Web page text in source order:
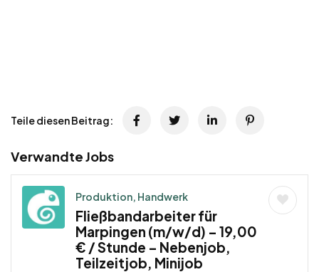
Teile diesen Beitrag:
Verwandte Jobs
Produktion, Handwerk
Fließbandarbeiter für
Marpingen (m/w/d) – 19,00
€ / Stunde – Nebenjob,
Teilzeitjob, Minijob